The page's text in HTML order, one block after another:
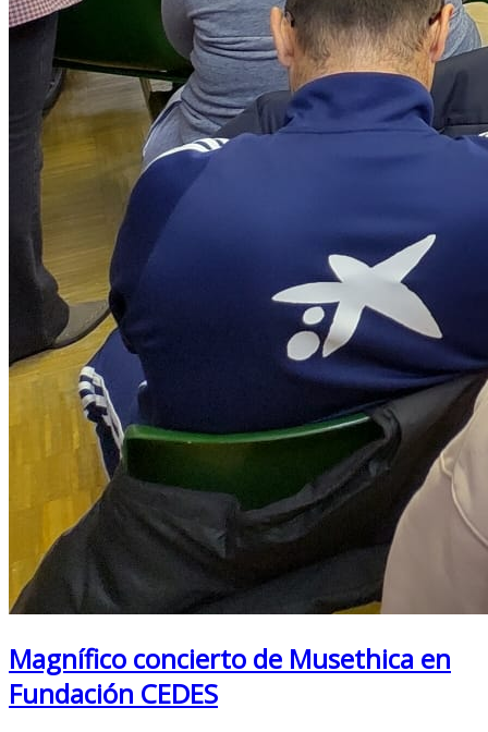
Magnífico concierto de Musethica en
Fundación CEDES